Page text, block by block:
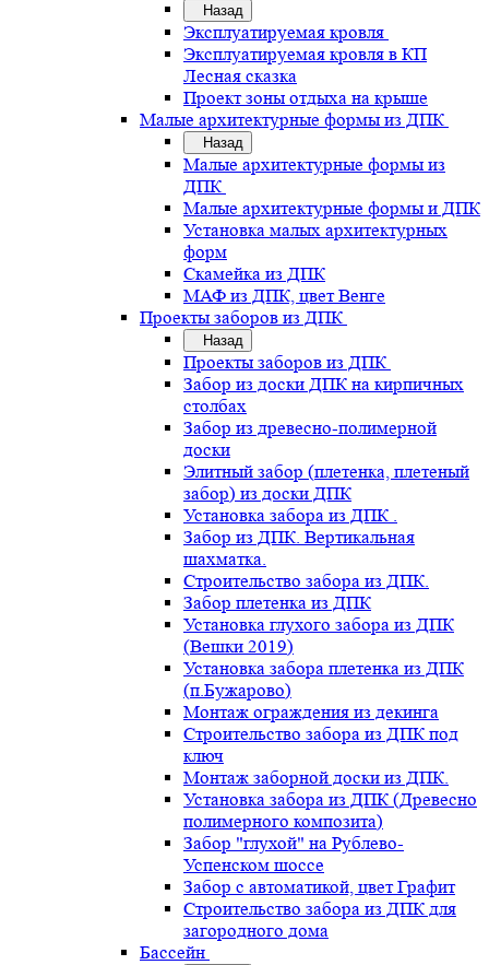
Назад
Эксплуатируемая кровля
Эксплуатируемая кровля в КП
Лесная сказка
Проект зоны отдыха на крыше
Малые архитектурные формы из ДПК
Назад
Малые архитектурные формы из
ДПК
Малые архитектурные формы и ДПК
Установка малых архитектурных
форм
Скамейка из ДПК
МАФ из ДПК, цвет Венге
Проекты заборов из ДПК
Назад
Проекты заборов из ДПК
Забор из доски ДПК на кирпичных
столбах
Забор из древесно-полимерной
доски
Элитный забор (плетенка, плетеный
забор) из доски ДПК
Установка забора из ДПК .
Забор из ДПК. Вертикальная
шахматка.
Строительство забора из ДПК.
Забор плетенка из ДПК
Установка глухого забора из ДПК
(Вешки 2019)
Установка забора плетенка из ДПК
(п.Бужарово)
Монтаж ограждения из декинга
Строительство забора из ДПК под
ключ
Монтаж заборной доски из ДПК.
Установка забора из ДПК (Древесно
полимерного композита)
Забор "глухой" на Рублево-
Успенском шоссе
Забор с автоматикой, цвет Графит
Строительство забора из ДПК для
загородного дома
Бассейн